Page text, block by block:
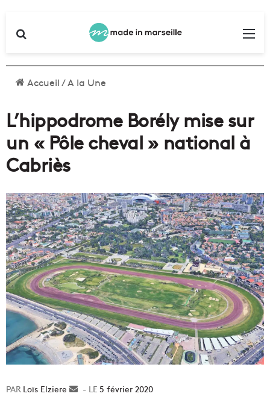
Accueil/A la Une
L’hippodrome Borély mise sur
un « Pôle cheval » national à
Cabriès
Loïs Elziere
Envoyer5 février 2020